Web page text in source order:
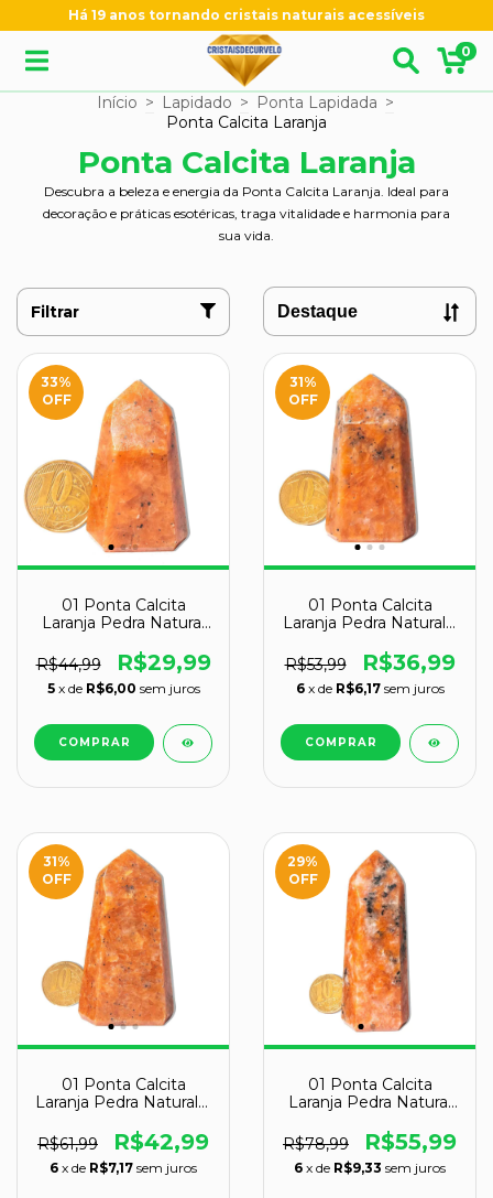
Há 19 anos tornando cristais naturais acessíveis
0
Início > Lapidado > Ponta Lapidada >
Ponta Calcita Laranja
Ponta Calcita Laranja
Descubra a beleza e energia da Ponta Calcita Laranja. Ideal para
decoração e práticas esotéricas, traga vitalidade e harmonia para
sua vida.
Filtrar
33%
OFF
01 Ponta Calcita
Laranja Pedra Natural
R$44,99
R$29,99
5 x de R$6,00 sem juros
31%
OFF
01 Ponta Calcita
Laranja Pedra Natural 5
R$53,99
R$36,99
6 x de R$6,17 sem juros
31%
OFF
01 Ponta Calcita
Laranja Pedra Natural 6
R$61,99
R$42,99
6 x de R$7,17 sem juros
29%
OFF
01 Ponta Calcita
Laranja Pedra Natural
R$78,99
R$55,99
6 x de R$9,33 sem juros